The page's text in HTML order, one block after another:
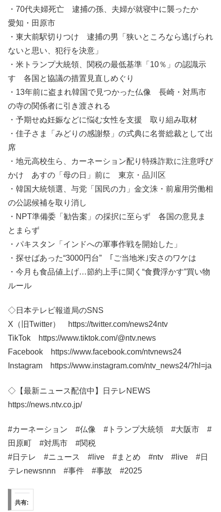
・70代夫婦死亡 逮捕の孫、夫婦が就寝中に襲ったか
愛知・田原市
・東大前駅切りつけ 逮捕の男「狭いところなら逃げられ
ないと思い、犯行を決意」
・米トランプ大統領、関税の最低基準「10％」の認識示
す 各国と協議の措置見直しめぐり
・13年前に盗まれ韓国で見つかった仏像 長崎・対馬市
の寺の関係者に引き渡される
・予期せぬ妊娠などに悩む女性を支援 取り組み取材
・佳子さま「みどりの感謝祭」の式典に名誉総裁として出
席
・地元高校生ら、カーネーション配り特殊詐欺に注意呼び
かけ あすの「母の日」前に 東京・品川区
・韓国大統領選、与党「国民の力」金文洙・前雇用労働相
の公認候補を取り消し
・NPT準備委「勧告案」の採択に至らず 各国の意見ま
とまらず
・パキスタン「インドへの軍事作戦を開始した」
・探せばあった“3000円台” ｢ご当地米｣安さのワケは
・今月も食品値上げ…節約上手に聞く“食費浮かす”買い物
ルール
◇日本テレビ報道局のSNS
X（旧Twitter） https://twitter.com/news24ntv
TikTok https://www.tiktok.com/@ntv.news
Facebook https://www.facebook.com/ntvnews24
Instagram https://www.instagram.com/ntv_news24/?hl=ja
◇【最新ニュース配信中】日テレNEWS
https://news.ntv.co.jp/
#カーネーション #仏像 #トランプ大統領 #大阪市 #
田原町 #対馬市 #関税
#日テレ​​ #ニュース​ #live #まとめ #ntv #live #日
テレnewsnnn #事件 #事故 #2025
共有: